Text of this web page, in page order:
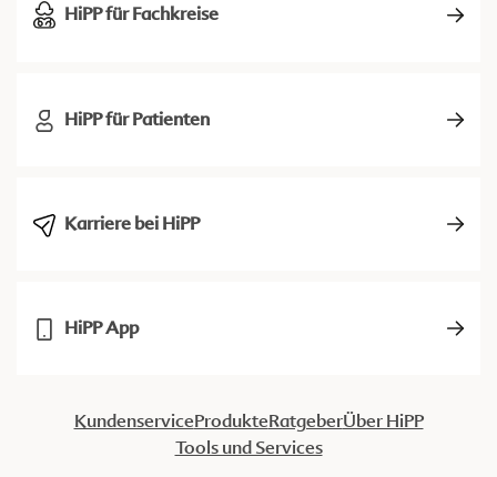
HiPP für Fachkreise
HiPP für Patienten
Karriere bei HiPP
HiPP App
KundenserviceProdukteRatgeberÜber HiPP
Tools und Services